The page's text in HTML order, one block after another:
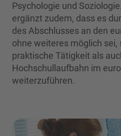
Psychologie und
ergänzt zudem, dass es
des Abschlusses an den
ohne weiteres möglich sei,
praktische Tätigkeit als
Hochschullaufbahn im
weiterzuführen.